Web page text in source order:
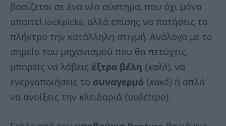
βασίζεται σε ένα νέο σύστημα, που όχι μόνο
απαιτεί lockpicks, αλλά επίσης να πατήσεις το
πλήκτρο την κατάλληλη στιγμή. Ανάλογα με το
σημείο του μηχανισμού που θα πετύχεις,
μπορείς να λάβεις έξτρα βέλη (καλό), να
ενεργοποιήσεις το συναγερμό (κακό) ή απλά
να ανοίξεις την κλειδαριά (ουδέτερο).